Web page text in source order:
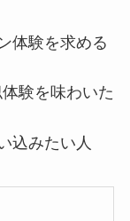
体験を求める
験を味わいた
込みたい人